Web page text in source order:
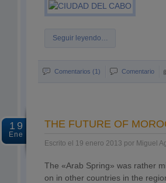
Seguir leyendo…
Comentarios (1) Comentario
19
Ene
THE FUTURE OF
Escrito el 19 enero 2013 por Miguel
The «Arab Spring» was rather
on in other countries in the